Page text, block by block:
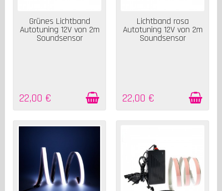
AUF LAGER
Grünes Lichtband
Autotuning 12V von 2m
Soundsensor
22,00 €
AUF LAGER
Lichtband rosa
Autotuning 12V von 2m
Soundsensor
22,00 €